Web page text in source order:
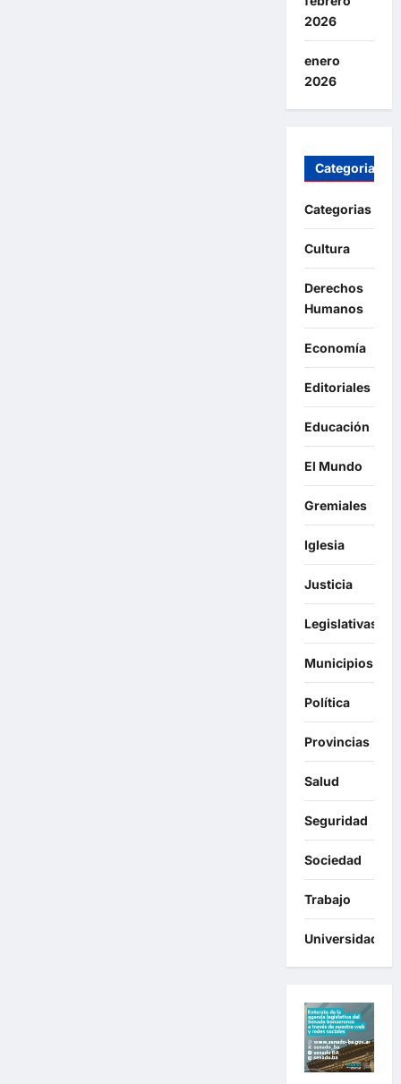
2026
enero
2026
Categorias
Categorias
Cultura
Derechos
Humanos
Economía
Editoriales
Educación
El Mundo
Gremiales
Iglesia
Justicia
Legislativas
Municipios
Política
Provincias
Salud
Seguridad
Sociedad
Trabajo
Universidades